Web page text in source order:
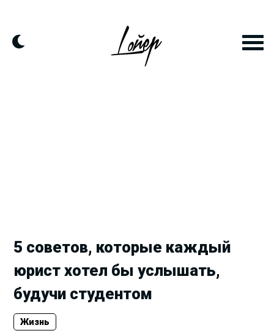
контенту
5 советов, которые каждый
юрист хотел бы услышать,
будучи студентом
Жизнь